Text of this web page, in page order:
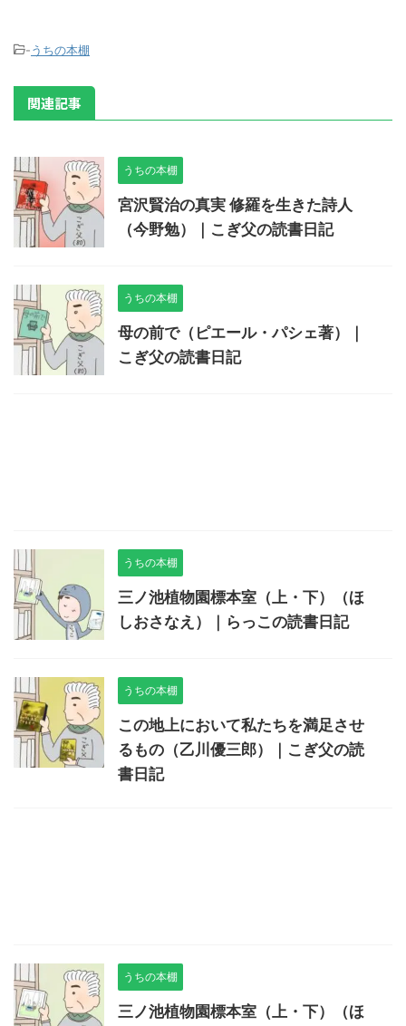
-うちの本棚
関連記事
うちの本棚
宮沢賢治の真実 修羅を生きた詩人
（今野勉）｜こぎ父の読書日記
うちの本棚
母の前で（ピエール・パシェ著）｜
こぎ父の読書日記
うちの本棚
三ノ池植物園標本室（上・下）（ほ
しおさなえ）｜らっこの読書日記
うちの本棚
この地上において私たちを満足させ
るもの（乙川優三郎）｜こぎ父の読
書日記
うちの本棚
三ノ池植物園標本室（上・下）（ほ